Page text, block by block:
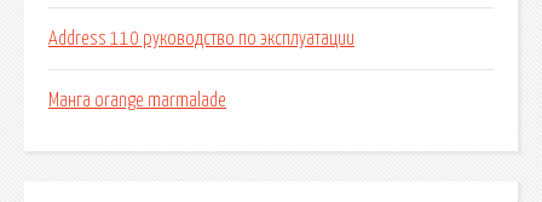
Address 110 руководство по эксплуатации
Манга orange marmalade